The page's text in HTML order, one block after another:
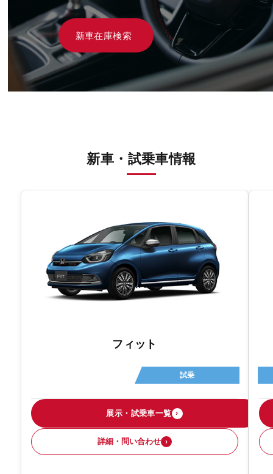
新車在庫検索
新車・試乗車情報
フィット
試乗
展示・試乗車一覧 ›
詳細・問い合わせ ›